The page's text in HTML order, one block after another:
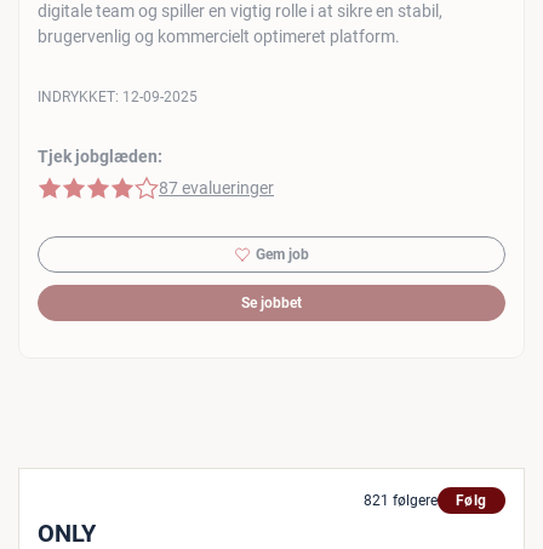
digitale team og spiller en vigtig rolle i at sikre en stabil,
brugervenlig og kommercielt optimeret platform.
Tjek jobglæden:
4 af 5 stjerner
87 evalueringer
INDRYKKET: 12-09-2025
Gem job
Se jobbet
821 følgere Følg
ONLY